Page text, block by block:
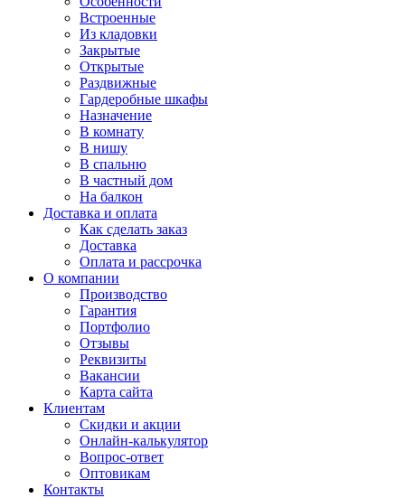
Встроенные
Из кладовки
Закрытые
Открытые
Раздвижные
Гардеробные шкафы
Назначение
В комнату
В нишу
В спальню
В частный дом
На балкон
Доставка и оплата
Как сделать заказ
Доставка
Оплата и рассрочка
О компании
Производство
Гарантия
Портфолио
Отзывы
Реквизиты
Вакансии
Карта сайта
Клиентам
Скидки и акции
Онлайн-калькулятор
Вопрос-ответ
Оптовикам
Контакты